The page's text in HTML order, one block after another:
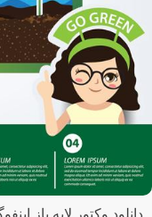
دانلود وکتور لایه باز